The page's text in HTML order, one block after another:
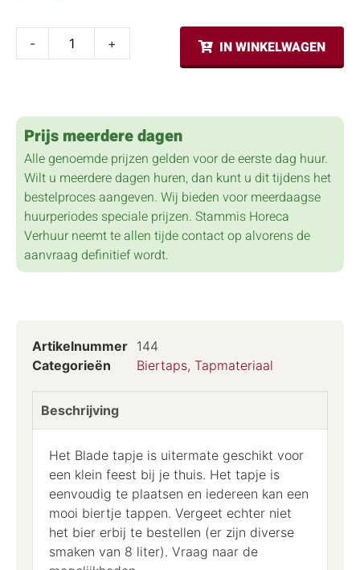
- + IN WINKELWAGEN
Prijs meerdere dagen
Alle genoemde prijzen gelden voor de eerste dag huur.
Wilt u meerdere dagen huren, dan kunt u dit tijdens het
bestelproces aangeven. Wij bieden voor meerdaagse
huurperiodes speciale prijzen. Stammis Horeca
Verhuur neemt te allen tijde contact op alvorens de
aanvraag definitief wordt.
Artikelnummer 144
Categorieën
Biertaps, Tapmateriaal
Beschrijving
Het Blade tapje is uitermate geschikt voor
een klein feest bij je thuis. Het tapje is
eenvoudig te plaatsen en iedereen kan een
mooi biertje tappen. Vergeet echter niet
het bier erbij te bestellen (er zijn diverse
smaken van 8 liter). Vraag naar de